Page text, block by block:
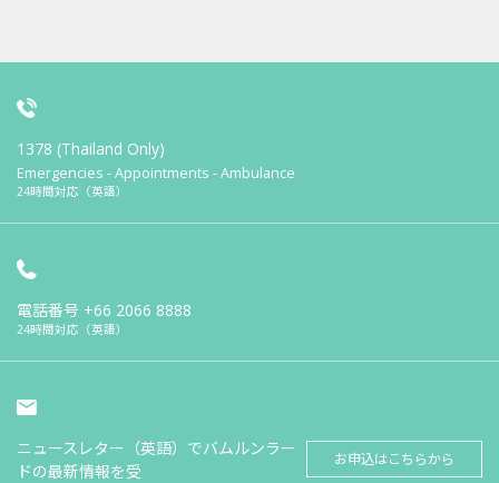
1378 (Thailand Only)
Emergencies - Appointments - Ambulance
24時間対応（英語）
電話番号 +66 2066 8888
24時間対応（英語）
ニュースレター（英語）でバムルンラー
ドの最新情報を受
お申込はこちらから